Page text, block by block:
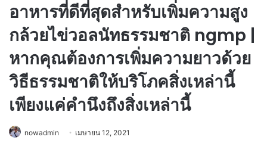
อาหารที่ดีที่สุดสำหรับเพิ่มความสูง
กล้วยไข่วอลนัทธรรมชาติ ngmp |
หากคุณต้องการเพิ่มความยาวด้วย
วิธีธรรมชาติให้บริโภคสิ่งเหล่านี้
เพียงแค่คำนึงถึงสิ่งเหล่านี้
nowadmin เมษายน 12, 2021